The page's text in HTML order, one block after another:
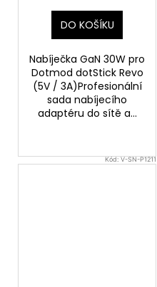
DO KOŠÍKU
Nabíječka GaN 30W pro
Dotmod dotStick Revo
(5V / 3A)Profesionální
sada nabíjecího
adaptéru do sítě a...
Kód:V-SN-P1211